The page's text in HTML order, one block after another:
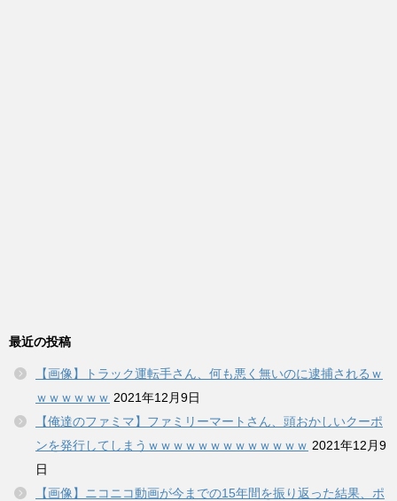
最近の投稿
【画像】トラック運転手さん、何も悪く無いのに逮捕されるｗ
ｗｗｗｗｗｗ 2021年12月9日
【俺達のファミマ】ファミリーマートさん、頭おかしいクーポ
ンを発行してしまうｗｗｗｗｗｗｗｗｗｗｗｗｗ 2021年12月9
日
【画像】ニコニコ動画が今までの15年間を振り返った結果、ポ